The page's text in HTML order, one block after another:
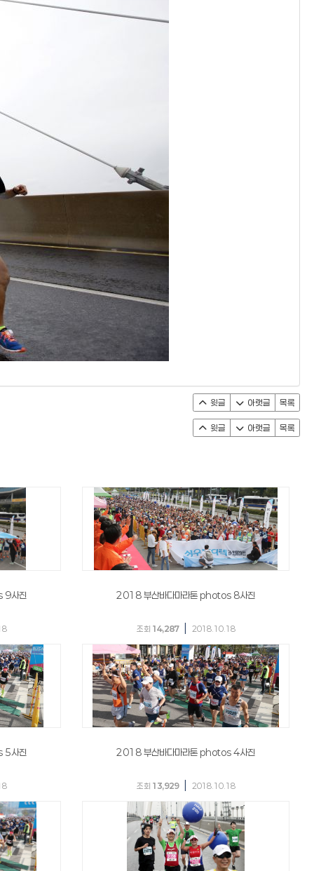
윗글 아랫글 목록
윗글 아랫글 목록
9사진 2018 부산바다마라톤 photos 8사진
조회 14,287 2018.10.18
5사진 2018 부산바다마라톤 photos 4사진
조회 13,929 2018.10.18